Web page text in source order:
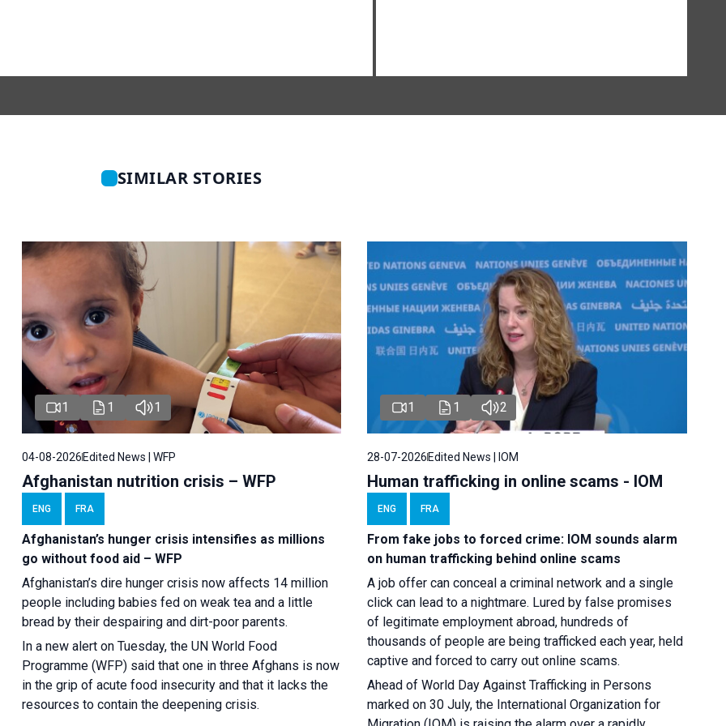
SIMILAR STORIES
1 1 1
04-08-2026Edited News | WFP
Afghanistan nutrition crisis – WFP
ENG FRA
Afghanistan’s hunger crisis intensifies as millions
go without food aid – WFP
Afghanistan’s dire hunger crisis now affects 14 million
people including babies fed on weak tea and a little
bread by their despairing and dirt-poor parents.
In a new alert on Tuesday, the UN World Food
Programme (WFP) said that one in three Afghans is now
in the grip of acute food insecurity and that it lacks the
resources to contain the deepening crisis.
1 1 2
28-07-2026Edited News | IOM
Human trafficking in online scams - IOM
ENG FRA
From fake jobs to forced crime: IOM sounds alarm
on human trafficking behind online scams
A job offer can conceal a criminal network and a single
click can lead to a nightmare. Lured by false promises
of legitimate employment abroad, hundreds of
thousands of people are being trafficked each year, held
captive and forced to carry out online scams.
Ahead of World Day Against Trafficking in Persons
marked on 30 July, the International Organization for